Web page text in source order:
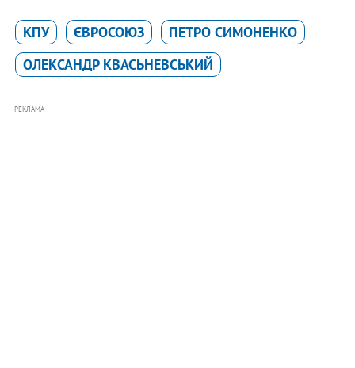
КПУ ЄВРОСОЮЗ
ПЕТРО СИМОНЕНКО
ОЛЕКСАНДР КВАСЬНЕВСЬКИЙ
РЕКЛАМА